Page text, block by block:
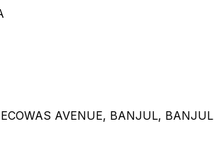
AVENUE, BANJUL, BANJUL